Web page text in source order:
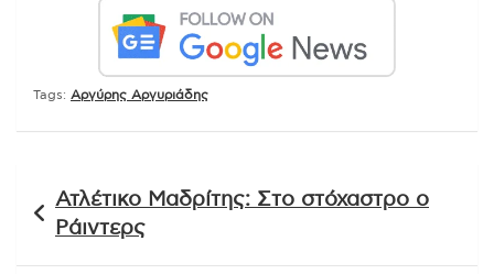
Tags: Αργύρης Αργυριάδης
άρθρων
Ατλέτικο Μαδρίτης: Στο στόχαστρο ο
Ράιντερς